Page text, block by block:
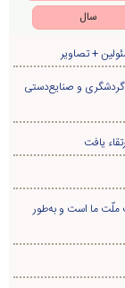
سال
+ تصاویر
گردشگری و صنایع‌دستی
ملّت ما است و به‌طور